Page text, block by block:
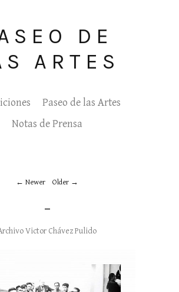
DE
ARTES
Paseo de las Artes
Notas de Prensa
Newer Older
_
Victor Chávez Pulido